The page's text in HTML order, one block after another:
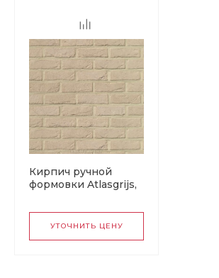
Кирпич ручной
формовки Atlasgrijs,
Бельгия
УТОЧНИТЬ ЦЕНУ